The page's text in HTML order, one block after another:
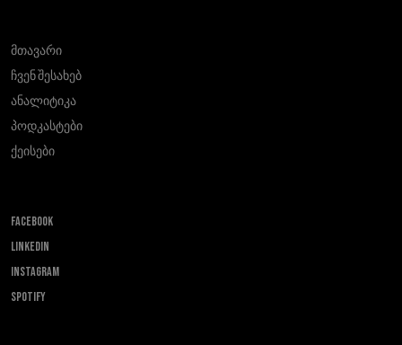
მთავარი
ჩვენ შესახებ
ანალიტიკა
პოდკასტები
ქეისები
FACEBOOK
LINKEDIN
INSTAGRAM
SPOTIFY